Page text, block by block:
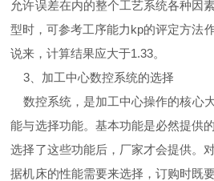
允许误差在内的整个工艺系统各种因
型时，可参考工序能力kp的评定方法
说来，计算结果应大于1.33。
3、加工中心数控系统的选择
数控系统，是加工中心操作的核心
能与选择功能。基本功能是必然提供
选择了这些功能后，厂家才会提供。
据机床的性能需要来选择，订购时既